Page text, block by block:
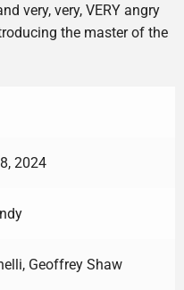
very, very, VERY angry
the master of the
2024
Geoffrey Shaw